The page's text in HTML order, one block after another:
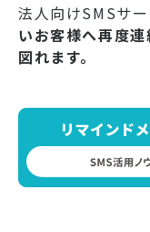
法人向けSMSサ
いお客様へ再度
図れます。